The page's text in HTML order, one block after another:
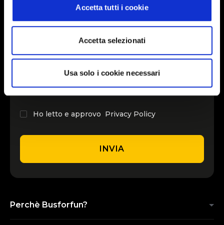
Accetta tutti i cookie
Accetta selezionati
Usa solo i cookie necessari
INSERISCI IL TUO NOME
Ho letto e approvo Privacy Policy
INVIA
Perchè Busforfun?